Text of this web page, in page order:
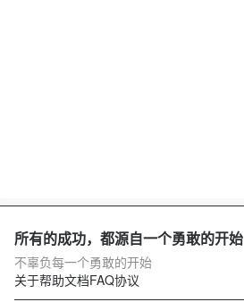
所有的成功，都源自一个勇敢的开始
不辜负每一个勇敢的开始
关于帮助文档FAQ协议